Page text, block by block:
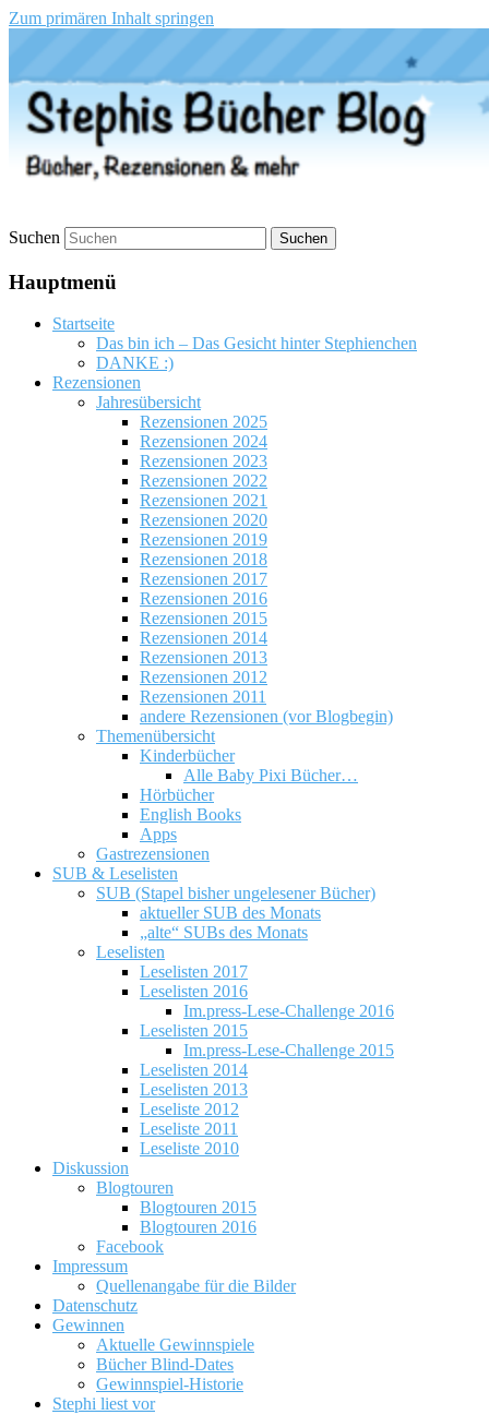
Zum primären Inhalt springen
Stephis Bücher Blog
Suchen
Hauptmenü
Startseite
Das bin ich – Das Gesicht hinter Stephienchen
DANKE :)
Rezensionen
Jahresübersicht
Rezensionen 2025
Rezensionen 2024
Rezensionen 2023
Rezensionen 2022
Rezensionen 2021
Rezensionen 2020
Rezensionen 2019
Rezensionen 2018
Rezensionen 2017
Rezensionen 2016
Rezensionen 2015
Rezensionen 2014
Rezensionen 2013
Rezensionen 2012
Rezensionen 2011
andere Rezensionen (vor Blogbegin)
Themenübersicht
Kinderbücher
Alle Baby Pixi Bücher…
Hörbücher
English Books
Apps
Gastrezensionen
SUB & Leselisten
SUB (Stapel bisher ungelesener Bücher)
aktueller SUB des Monats
„alte“ SUBs des Monats
Leselisten
Leselisten 2017
Leselisten 2016
Im.press-Lese-Challenge 2016
Leselisten 2015
Im.press-Lese-Challenge 2015
Leselisten 2014
Leselisten 2013
Leseliste 2012
Leseliste 2011
Leseliste 2010
Diskussion
Blogtouren
Blogtouren 2015
Blogtouren 2016
Facebook
Impressum
Quellenangabe für die Bilder
Datenschutz
Gewinnen
Aktuelle Gewinnspiele
Bücher Blind-Dates
Gewinnspiel-Historie
Stephi liest vor